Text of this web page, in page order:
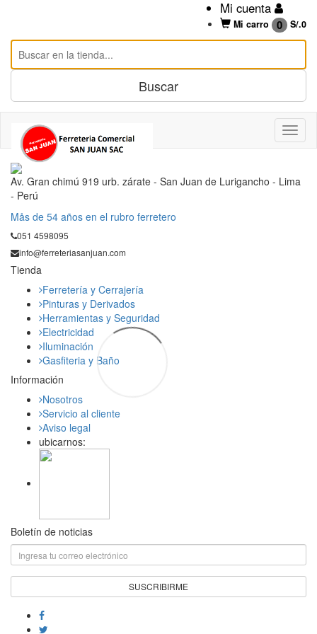
Mi cuenta
Mi carro 0 S/.0
Av. Gran chimú 919 urb. zárate - San Juan de Lurigancho - Lima
- Perú
Mås de 54 años en el rubro ferretero
051 4598095
info@ferreteriasanjuan.com
Tienda
Ferretería y Cerrajería
Pinturas y Derivados
Herramientas y Seguridad
Electricidad
Iluminación
Gasfiteria y Baño
Información
Nosotros
Servicio al cliente
Aviso legal
ubicarnos:
Boletín de noticias